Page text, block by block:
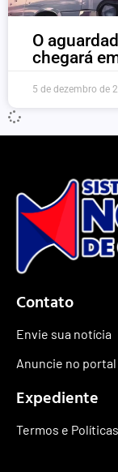
O
chegará
5 de dezembro de
Contato
Envie sua notícia
Anuncie no portal
Expediente
Termos e